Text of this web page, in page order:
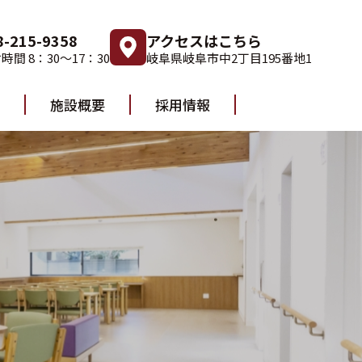
215-9358
間 8：30～17：30
アクセスはこちら
岐阜県岐阜市中2丁目195番地1
施設概要 採用情報